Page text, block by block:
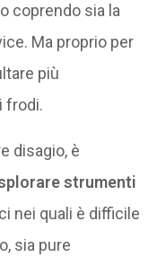
coprendo sia la
Ma proprio per
più
frodi.
disagio, è
strumenti
nei quali è difficile
sia pure